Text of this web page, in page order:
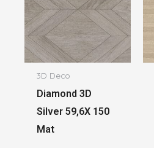
3D Deco
Diamond 3D
Silver 59,6X 150
Mat